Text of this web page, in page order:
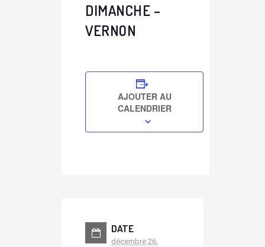
DIMANCHE –
VERNON
AJOUTER AU
CALENDRIER
DATE
décembre 26,